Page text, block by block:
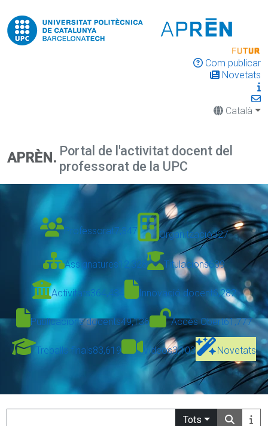
Com publicar
Novetats
Català
APRÈN. Portal de l'activitat docent del
professorat de la UPC
Professorat7,347 Organització327
Assignatures12,328 Titulacions639
Activitats364,434 Innovació docent6,282
Publicacions docents49,136 Accés Obert61,777
Treballs finals83,619 Vídeos3,103 Novetats
Tots